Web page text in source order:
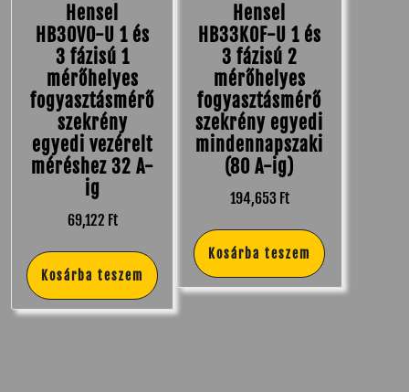
Hensel
HB30V0-U 1 és
3 fázisú 1
mérőhelyes
fogyasztásmérő
szekrény
egyedi vezérelt
méréshez 32 A-
ig
69,122 Ft
Kosárba teszem
Hensel
HB33K0F-U 1 és
3 fázisú 2
mérőhelyes
fogyasztásmérő
szekrény egyedi
mindennapszaki
(80 A-ig)
194,653 Ft
Kosárba teszem